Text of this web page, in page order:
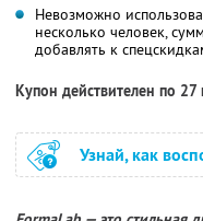
Невозможно
несколько человек,
добавлять к
Купон действителен по
Узнай, как